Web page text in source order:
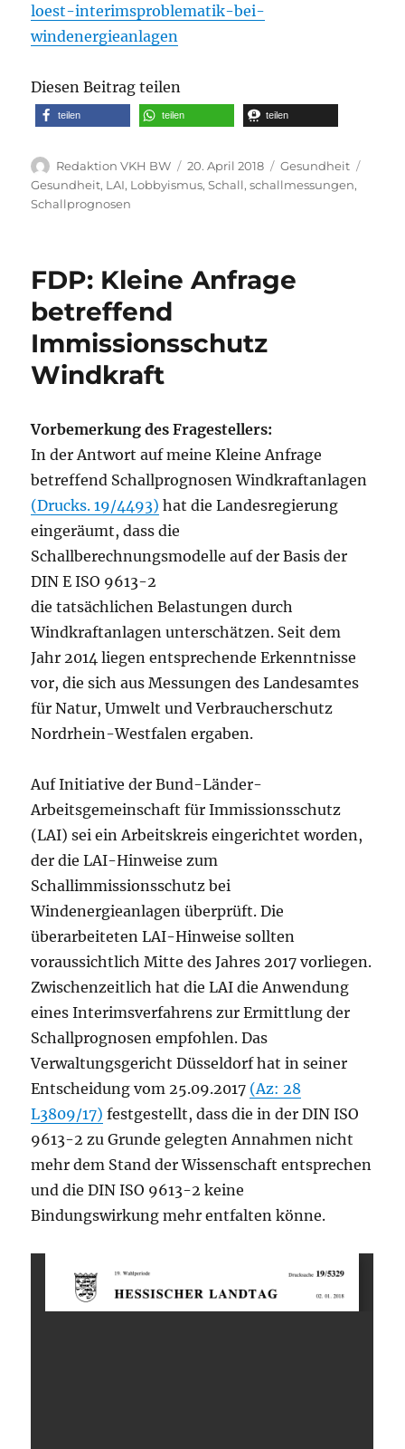
loest-interimsproblematik-bei-
windenergieanlagen
Diesen Beitrag teilen
teilen teilen teilen
Autor
Redaktion VKH BW
Veröffentlicht
am
20. April 2018 Kategorien
Gesundheit
Gesundheit, LAI, Lobbyismus,Schall,schallmessungen,
Schallprognosen
FDP: Kleine Anfrage
betreffend
Immissionsschutz
Windkraft
Vorbemerkung des Fragestellers:
In der Antwort auf meine Kleine Anfrage
betreffend Schallprognosen Windkraftanlagen
(Drucks. 19/4493) hat die Landesregierung
eingeräumt, dass die
Schallberechnungsmodelle auf der Basis der
DIN E ISO 9613-2
die tatsächlichen Belastungen durch
Windkraftanlagen unterschätzen. Seit dem
Jahr 2014 liegen entsprechende Erkenntnisse
vor, die sich aus Messungen des Landesamtes
für Natur, Umwelt und Verbraucherschutz
Nordrhein-Westfalen ergaben.
Auf Initiative der Bund-Länder-
Arbeitsgemeinschaft für Immissionsschutz
(LAI) sei ein Arbeitskreis eingerichtet worden,
der die LAI-Hinweise zum
Schallimmissionsschutz bei
Windenergieanlagen überprüft. Die
überarbeiteten LAI-Hinweise sollten
voraussichtlich Mitte des Jahres 2017 vorliegen.
Zwischenzeitlich hat die LAI die Anwendung
eines Interimsverfahrens zur Ermittlung der
Schallprognosen empfohlen. Das
Verwaltungsgericht Düsseldorf hat in seiner
Entscheidung vom 25.09.2017 (Az: 28
L3809/17) festgestellt, dass die in der DIN ISO
9613-2 zu Grunde gelegten Annahmen nicht
mehr dem Stand der Wissenschaft entsprechen
und die DIN ISO 9613-2 keine
Bindungswirkung mehr entfalten könne.